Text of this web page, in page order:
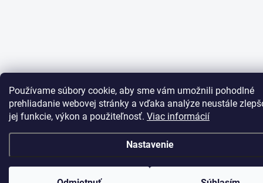
Používame súbory cookie, aby sme vám umožnili pohodlné
prehliadanie webovej stránky a vďaka analýze neustále
jej funkcie, výkon a použiteľnosť. Viac informácií
Nastavenie